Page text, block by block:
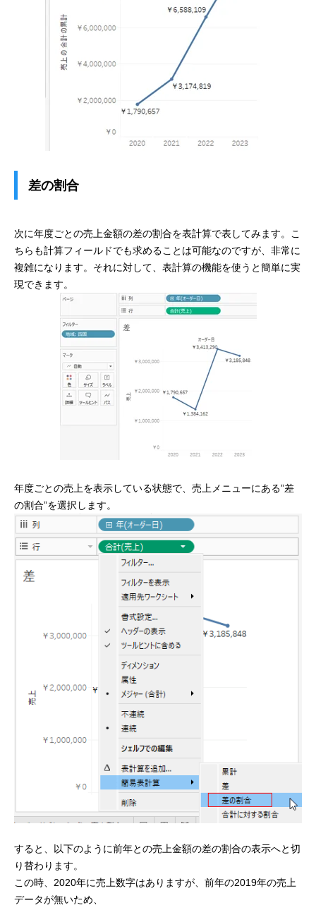
差の割合
次に年度ごとの売上金額の差の割合を表計算で表してみます。こ
ちらも計算フィールドでも求めることは可能なのですが、非常に
複雑になります。それに対して、表計算の機能を使うと簡単に実
現できます。
年度ごとの売上を表示している状態で、売上メニューにある”差
の割合”を選択します。
すると、以下のように前年との売上金額の差の割合の表示へと切
り替わります。
この時、2020年に売上数字はありますが、前年の2019年の売上
データが無いため、